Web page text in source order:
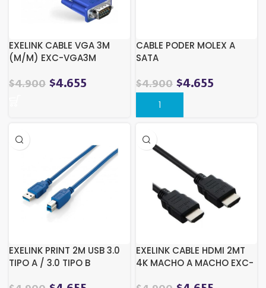
EXELINK CABLE VGA 3M
(M/M) EXC-VGA3M
$4.900 $4.655
CABLE PODER MOLEX A
SATA
$4.900 $4.655
EXELINK PRINT 2M USB 3.0
TIPO A / 3.0 TIPO B
EXELINK CABLE HDMI 2MT
4K MACHO A MACHO EXC-